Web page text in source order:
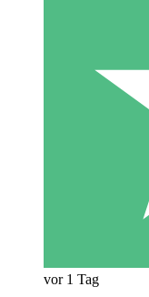
vor 1 Tag